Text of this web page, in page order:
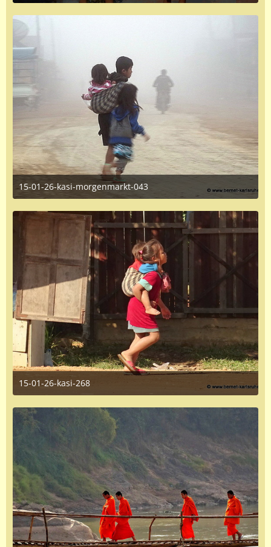
15-01-26-kasi-morgenmarkt-043
June 16, 2016 at 1:35 PM
1
15-01-26-kasi-268
June 16, 2016 at 1:35 PM
1